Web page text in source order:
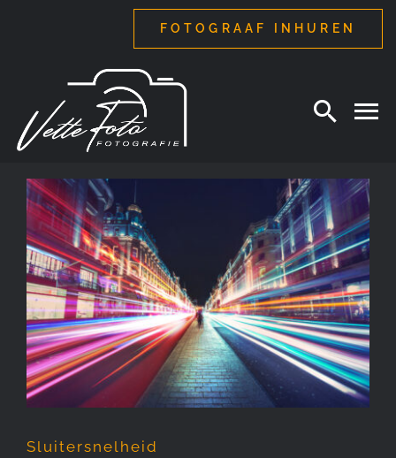
FOTOGRAAF INHUREN
Sluitersnelheid
Sluitersnelheid